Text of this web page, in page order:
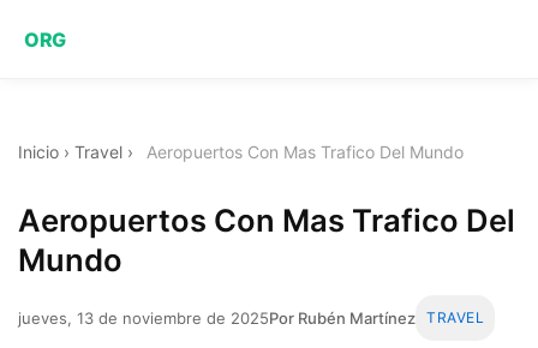
ORG
Inicio › Travel › Aeropuertos Con Mas Trafico Del Mundo
Aeropuertos Con Mas Trafico Del
Mundo
jueves, 13 de noviembre de 2025Por Rubén Martínez TRAVEL